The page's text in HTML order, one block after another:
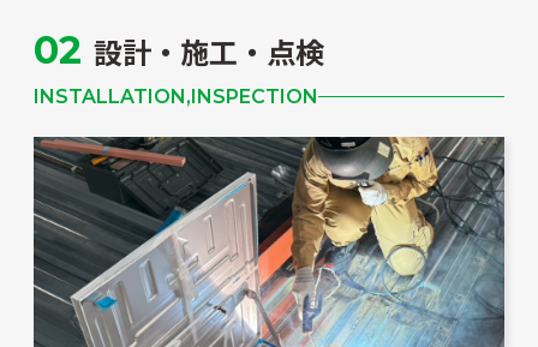
02 設計・施工・点検
INSTALLATION,INSPECTION